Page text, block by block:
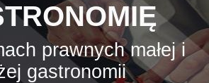
prawnych małej i
gastronomii